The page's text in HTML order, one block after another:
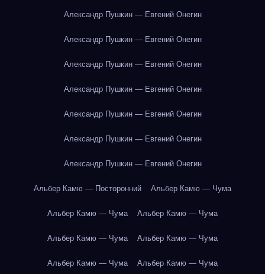
Александр Пушкин — Евгений Онегин
Александр Пушкин — Евгений Онегин
Александр Пушкин — Евгений Онегин
Александр Пушкин — Евгений Онегин
Александр Пушкин — Евгений Онегин
Александр Пушкин — Евгений Онегин
Александр Пушкин — Евгений Онегин
Альбер Камю — Посторонний Альбер Камю — Чума
Альбер Камю — Чума Альбер Камю — Чума
Альбер Камю — Чума Альбер Камю — Чума
Альбер Камю — Чума Альбер Камю — Чума